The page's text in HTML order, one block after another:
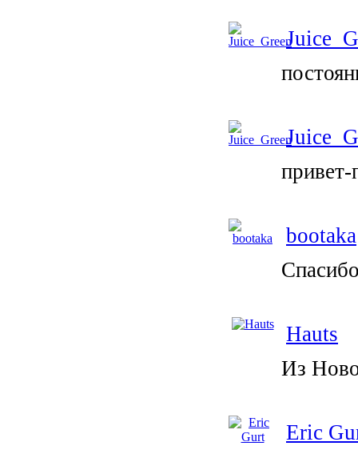
привет-
bootaka
Hauts
Из
Eric